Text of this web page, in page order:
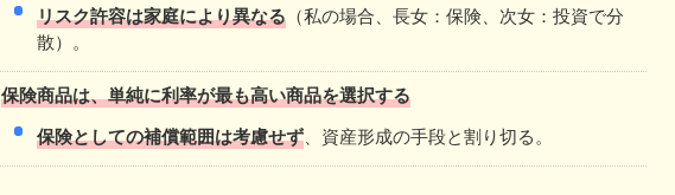
リスク許容は家庭により異なる（私の場合、長女：保険、次女：投資で分
散）。
保険商品は、単純に利率が最も高い商品を選択する
保険としての補償範囲は考慮せず、資産形成の手段と割り切る。